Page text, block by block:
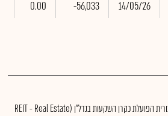
14/05/26
-56,033
0.00
מגוריט ישראל בע"מ היא חברה ציבורית הפועלת כקרן השקעות בנדל"ן (REIT - Real Estate